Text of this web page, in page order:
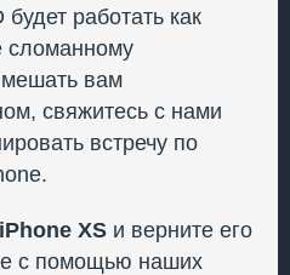
работать как
сломанному
вам
свяжитесь с нами
встречу по
iPhone XS и верните его
с помощью наших